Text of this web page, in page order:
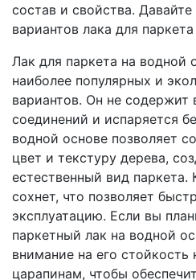
состав и свойства.
вариантов лака для
Лак для паркета на водной
наиболее популярных и
вариантов. Он не содержит
соединений и испаряется
водной основе позволяет
цвет и текстуру дерева,
естественный вид
сохнет, что позволяет
эксплуатацию. Если вы
паркетный лак на водной
внимание на его
царапинам, чтобы